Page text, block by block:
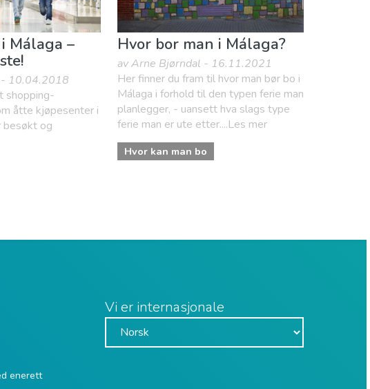
Málaga –
10.04.2018
shopping-
åtte kjøpesenter i
besøkt og
Hvor bor man i Málaga?
av Arne Bjørndal - 16.11.2021
Her finner du fram til hvor man bør bo i
Málaga i forhold til den typen ferie man
planlegger, - uansett hva slags type
ferie man er ute etter....Les mer
Hvor kan man bo
Vi er internasjonale
enerett